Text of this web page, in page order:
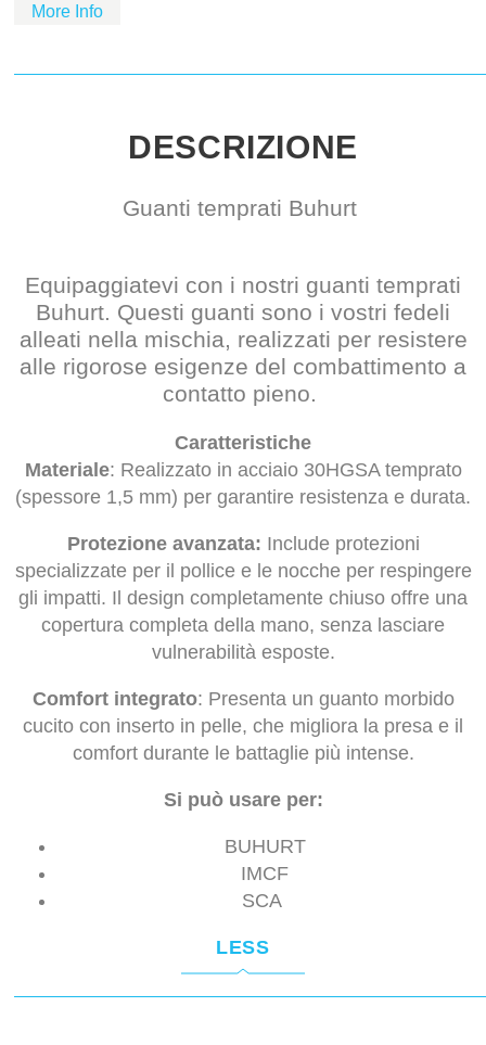
More Info
DESCRIZIONE
Guanti temprati Buhurt
Equipaggiatevi con i nostri guanti temprati
Buhurt. Questi guanti sono i vostri fedeli
alleati nella mischia, realizzati per resistere
alle rigorose esigenze del combattimento a
contatto pieno.
Caratteristiche
Materiale: Realizzato in acciaio 30HGSA temprato
(spessore 1,5 mm) per garantire resistenza e durata.
Protezione avanzata: Include protezioni
specializzate per il pollice e le nocche per respingere
gli impatti. Il design completamente chiuso offre una
copertura completa della mano, senza lasciare
vulnerabilità esposte.
Comfort integrato: Presenta un guanto morbido
cucito con inserto in pelle, che migliora la presa e il
comfort durante le battaglie più intense.
Si può usare per:
BUHURT
IMCF
SCA
LESS